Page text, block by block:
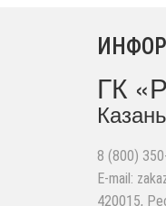
ГК
Казань
8 (800)
E-mail:
420015,